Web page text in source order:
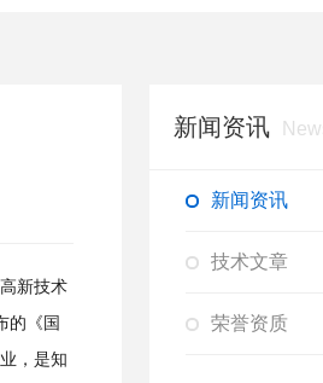
新技术
的《国
，是知
新闻资讯
新闻资讯
技术文章
荣誉资质